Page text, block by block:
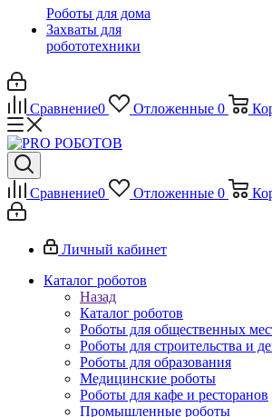
Роботы для дома
Захваты для
робототехники
Сравнение0 Отложенные 0
Сравнение0 Отложенные 0
Личный кабинет
Каталог роботов
Назад
Каталог роботов
Роботы для общественных
Роботы для строительства и
Роботы для образования
Медицинские роботы
Роботы для кафе и ресторанов
Промышленные роботы